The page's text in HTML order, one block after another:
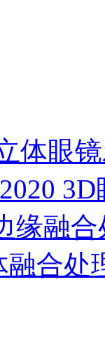
体眼
3D
缘融
融合处